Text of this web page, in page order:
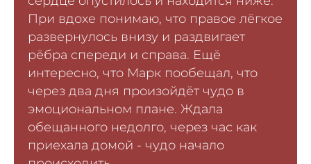
При вдохе понимаю, что правое лёгкое
развернулось внизу и раздвигает
рёбра спереди и справа. Ещё
интересно, что Марк пообещал, что
через два дня произойдёт чудо в
эмоциональном плане. Ждала
обещанного недолго, через час как
приехала домой - чудо начало